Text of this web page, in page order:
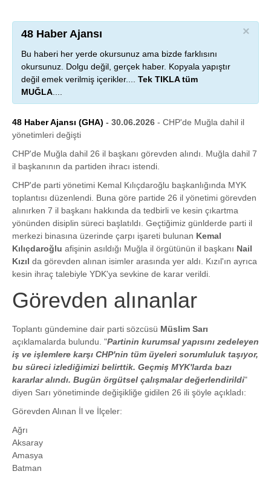
×
48 Haber Ajansı
Bu haberi her yerde okursunuz ama bizde farklısını
okursunuz. Dolgu değil, gerçek haber. Kopyala yapıştır
değil emek verilmiş içerikler.... Tek TIKLA tüm
MUĞLA....
48 Haber Ajansı (GHA) - 30.06.2026 - CHP'de Muğla dahil il
yönetimleri değişti
CHP'de Muğla dahil 26 il başkanı görevden alındı. Muğla dahil 7
il başkanının da partiden ihracı istendi.
CHP'de parti yönetimi Kemal Kılıçdaroğlu başkanlığında MYK
toplantısı düzenlendi. Buna göre partide 26 il yönetimi görevden
alınırken 7 il başkanı hakkında da tedbirli ve kesin çıkartma
yönünden disiplin süreci başlatıldı. Geçtiğimiz günlderde parti il
merkezi binasına üzerinde çarpı işareti bulunan Kemal
Kılıçdaroğlu afişinin asıldığı Muğla il örgütünün il başkanı Nail
Kızıl da görevden alınan isimler arasında yer aldı. Kızıl'ın ayrıca
kesin ihraç talebiyle YDK'ya sevkine de karar verildi.
Görevden alınanlar
Toplantı gündemine dair parti sözcüsü Müslim Sarı
açıklamalarda bulundu. "Partinin kurumsal yapısını zedeleyen
iş ve işlemlere karşı CHP'nin tüm üyeleri sorumluluk taşıyor,
bu süreci izlediğimizi belirttik. Geçmiş MYK'larda bazı
kararlar alındı. Bugün örgütsel çalışmalar değerlendirildi"
diyen Sarı yönetiminde değişikliğe gidilen 26 ili şöyle açıkladı:
Görevden Alınan İl ve İlçeler:
Ağrı
Aksaray
Amasya
Batman